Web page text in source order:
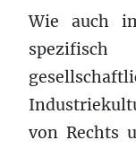
Wie auch
von Rechts